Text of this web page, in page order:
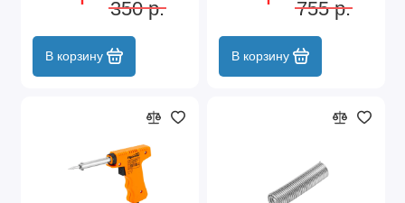
350 р.
В корзину
220 В, 60 W Matrix755 р.
В корзину